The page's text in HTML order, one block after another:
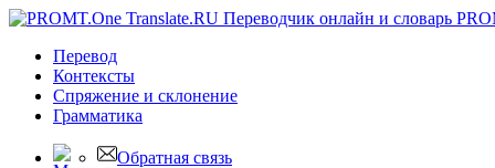
Перевод
Контексты
Спряжение и склонение
Грамматика
Обратная связь